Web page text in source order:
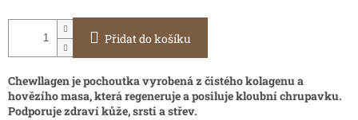
Přidat do košíku
Chewllagen je pochoutka vyrobená z čistého kolagenu a
hovězího masa, která regeneruje a posiluje kloubní chrupavku.
Podporuje zdraví kůže, srsti a střev.